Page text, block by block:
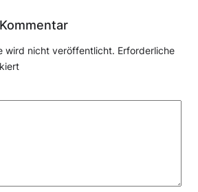
wird nicht veröffentlicht. Erforderliche